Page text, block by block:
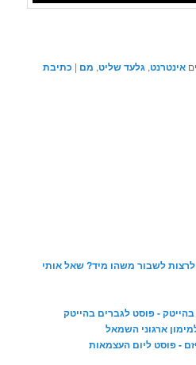
אינטרנט, גלעד שליט, מם | כתיבת
לרצות לשבור משהו מיד? שאל אותי
- פוסט לגברים בהייטק
ארגוני השמאל
- פוסט ליום העצמאות